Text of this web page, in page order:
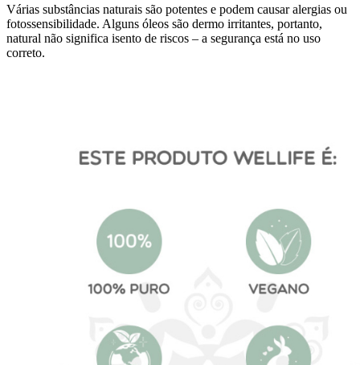
Várias substâncias naturais são potentes e podem causar alergias ou
fotossensibilidade. Alguns óleos são dermo irritantes, portanto,
natural não significa isento de riscos – a segurança está no uso
correto.